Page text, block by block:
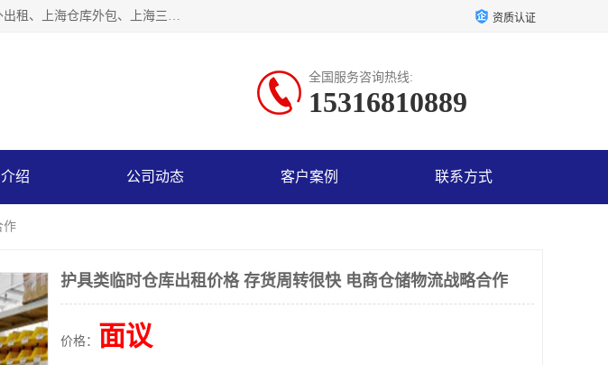
上海星力仓储服务有限公司从事：上海仓储服务、上海仓储库房、上海仓库代运营、上海仓库对外出租、上海仓库外包、上海三方仓储、上海电商仓储代发、上海电商代发货仓库、上海托管仓库、上海仓储配送。上海星力仓储服务有限公司现在拥有100个分仓、10万余平方的标准库房，精炼员工几百名，与几千家客户合作，公司已跻身上海仓储行业前列。欢迎来电咨询！ 资质认证
全国服务咨询热线:
15316810889
绍 公司动态 客户案例 联系方式
作
护具类临时仓库出租价格 存货周转很快 电商仓储物流战略合作
价格： 面议